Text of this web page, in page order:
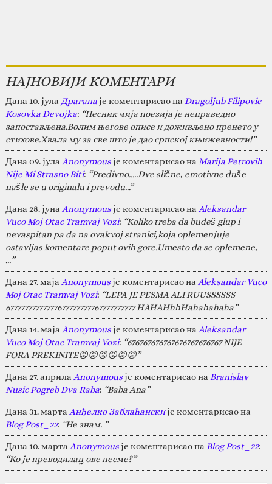
НАЈНОВИЈИ КОМЕНТАРИ
Дана 10. јула Драганаје коментарисао на Dragoljub Filipovic
Kosovka Devojka: “Песник чија поезија је неправедно
запостављена.Волим његове описе и доживљено пренето у
стихове.Хвала му за све што је дао српској књижевности!”
Дана 09. јула Anonymousје коментарисао на Marija Petrovih
Nije Mi Strasno Biti: “Predivno.....Dve slične, emotivne duše
našle se u originalu i prevodu...”
Дана 28. јуна Anonymousје коментарисао на Aleksandar
Vuco Moj Otac Tramvaj Vozi: “Koliko treba da budeš glup i
nevaspitan pa da na ovakvoj stranici,koja oplemenjuje
ostavljas komentare poput ovih gore.Umesto da se oplemene,
…”
Дана 27. маја Anonymousје коментарисао на Aleksandar Vuco
Moj Otac Tramvaj Vozi: “LEPA JE PESMA ALI RUUSSSSSS
67777777777777677777777767777777777 HAHAHhhHahahahaha”
Дана 14. маја Anonymousје коментарисао на Aleksandar
Vuco Moj Otac Tramvaj Vozi: “676767676767676767676767 NIJE
FORA PREKINITE😡😡😡😡😡😡”
Дана 27. априла Anonymousје коментарисао на Branislav
Nusic Pogreb Dva Raba: “Baba Ana”
Дана 31. марта Анђелко Заблаћанскије коментарисао на
Blog Post_22: “Не знам. ”
Дана 10. марта Anonymousје коментарисао на Blog Post_22:
“Ко је преводилац ове песме?”